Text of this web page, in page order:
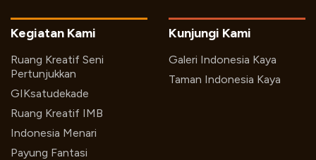
Kegiatan Kami
Ruang Kreatif Seni
Pertunjukkan
GIKsatudekade
Ruang Kreatif IMB
Indonesia Menari
Payung Fantasi
Kunjungi Kami
Galeri Indonesia Kaya
Taman Indonesia Kaya